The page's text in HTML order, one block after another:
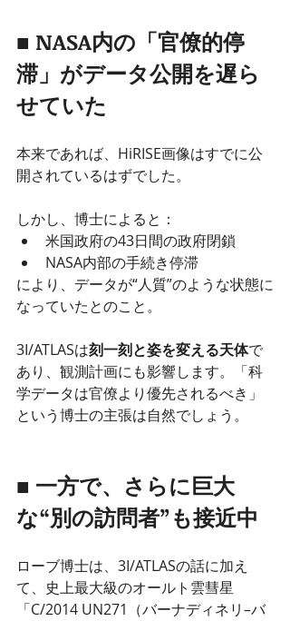
■ NASA内の「官僚的停
滞」がデータ公開を遅ら
せていた
本来であれば、HiRISE画像はすでに公
開されているはずでした。
しかし、博士によると：
米国政府の43日間の政府閉鎖
NASA内部の手続き停滞
により、データが“人質”のような状態に
なっていたとのこと。
3I/ATLASは刻一刻と姿を変える天体で
あり、観測計画にも影響します。「科
学データは官僚より優先されるべき」
という博士の主張は自然でしょう。
■ 一方で、さらに巨大
な“別の訪問者”も接近中
ローブ博士は、3I/ATLASの話に加え
て、史上最大級のオールト雲彗星
「C/2014 UN271（バーナディネリ–バ